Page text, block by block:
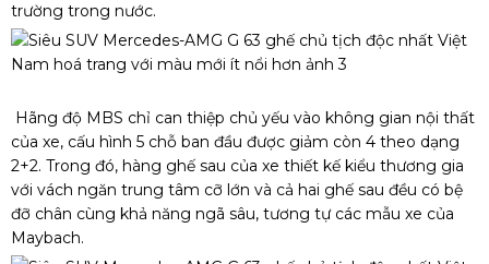
trường trong nước.
Hãng độ MBS chỉ can thiệp chủ yếu vào không gian nội thất
của xe, cấu hình 5 chỗ ban đầu được giảm còn 4 theo dạng
2+2. Trong đó, hàng ghế sau của xe thiết kế kiểu thương gia
với vách ngăn trung tâm cỡ lớn và cả hai ghế sau đều có bệ
đỡ chân cùng khả năng ngã sâu, tương tự các mẫu xe của
Maybach.